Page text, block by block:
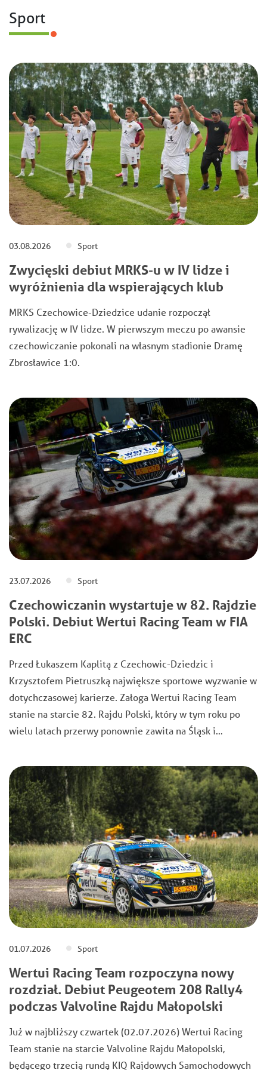
Sport
03.08.2026 Sport
Zwycięski debiut MRKS-u w IV lidze i
wyróżnienia dla wspierających klub
MRKS Czechowice-Dziedzice udanie rozpoczął
rywalizację w IV lidze. W pierwszym meczu po awansie
czechowiczanie pokonali na własnym stadionie Dramę
Zbrosławice 1:0.
23.07.2026 Sport
Czechowiczanin wystartuje w 82. Rajdzie
Polski. Debiut Wertui Racing Team w FIA
ERC
Przed Łukaszem Kaplitą z Czechowic-Dziedzic i
Krzysztofem Pietruszką największe sportowe wyzwanie w
dotychczasowej karierze. Załoga Wertui Racing Team
stanie na starcie 82. Rajdu Polski, który w tym roku po
wielu latach przerwy ponownie zawita na Śląsk i…
01.07.2026 Sport
Wertui Racing Team rozpoczyna nowy
rozdział. Debiut Peugeotem 208 Rally4
podczas Valvoline Rajdu Małopolski
Już w najbliższy czwartek (02.07.2026) Wertui Racing
Team stanie na starcie Valvoline Rajdu Małopolski,
będącego trzecią rundą KIQ Rajdowych Samochodowych